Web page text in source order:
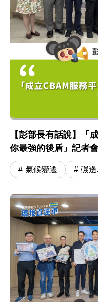
【彭部長有話說】「
你最強的後盾」記者會
氣候變遷 碳邊